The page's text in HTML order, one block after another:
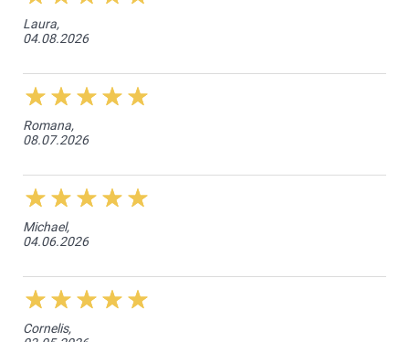
Laura,
04.08.2026
Romana,
08.07.2026
Michael,
04.06.2026
Cornelis,